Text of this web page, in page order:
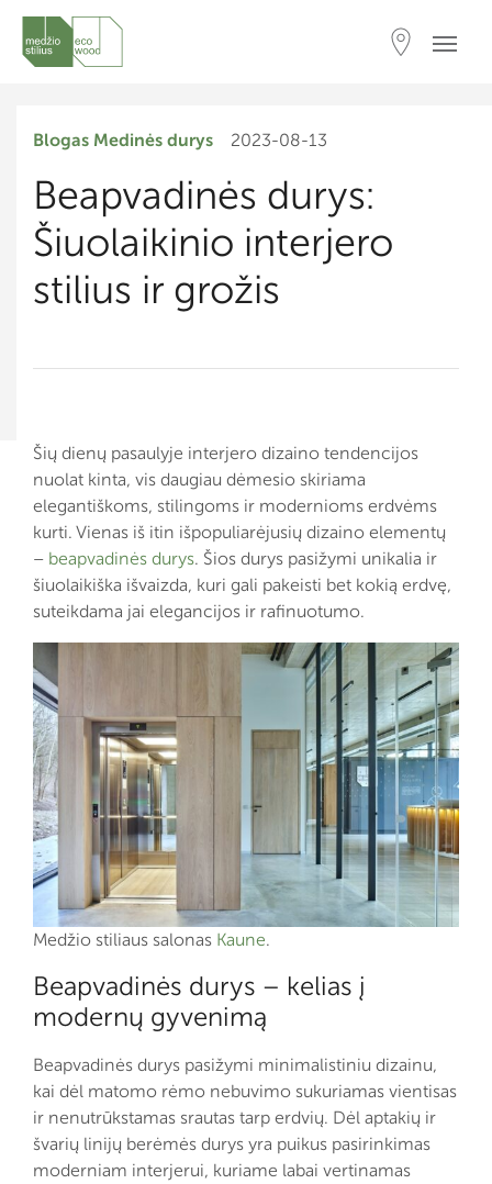
Blogas Medinės durys 2023-08-13
Beapvadinės durys:
Šiuolaikinio interjero
stilius ir grožis
Šių dienų pasaulyje interjero dizaino tendencijos
nuolat kinta, vis daugiau dėmesio skiriama
elegantiškoms, stilingoms ir modernioms erdvėms
kurti. Vienas iš itin išpopuliarėjusių dizaino elementų
– beapvadinės durys. Šios durys pasižymi unikalia ir
šiuolaikiška išvaizda, kuri gali pakeisti bet kokią erdvę,
suteikdama jai elegancijos ir rafinuotumo.
Medžio stiliaus salonas Kaune.
Beapvadinės durys – kelias į
modernų gyvenimą
Beapvadinės durys pasižymi minimalistiniu dizainu,
kai dėl matomo rėmo nebuvimo sukuriamas vientisas
ir nenutrūkstamas srautas tarp erdvių. Dėl aptakių ir
švarių linijų berėmės durys yra puikus pasirinkimas
moderniam interjerui, kuriame labai vertinamas